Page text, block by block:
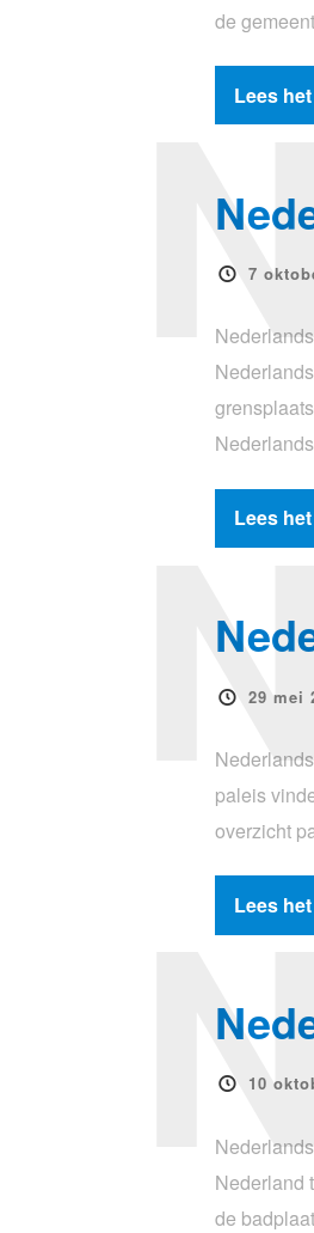
de
Lees
7
Lees
29 mei
paleis
overzicht
Lees
10
Nederland
de